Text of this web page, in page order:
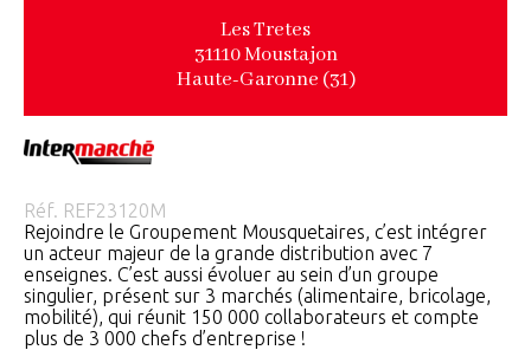
Les Tretes
31110 Moustajon
Haute-Garonne (31)
Réf. REF23120M
Rejoindre le Groupement Mousquetaires, c’est intégrer
un acteur majeur de la grande distribution avec 7
enseignes. C’est aussi évoluer au sein d’un groupe
singulier, présent sur 3 marchés (alimentaire, bricolage,
mobilité), qui réunit 150 000 collaborateurs et compte
plus de 3 000 chefs d’entreprise !